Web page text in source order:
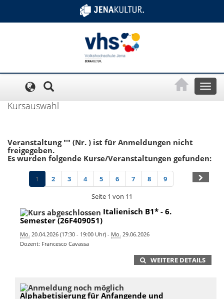
Toggle
Kursauswahl
Veranstaltung "" (Nr. ) ist für Anmeldungen nicht
freigegeben.
Es wurden folgende Kurse/Veranstaltungen gefunden:
1 2 3 4 5 6 7 8
9
Seite 1 von 11
Italienisch B1* - 6.
Semester (26F409051)
Mo. 20.04.2026 (17:30 - 19:00 Uhr) - Mo. 29.06.2026
Dozent: Francesco Cavassa
WEITERE DETAILS
Alphabetisierung für Anfangende und